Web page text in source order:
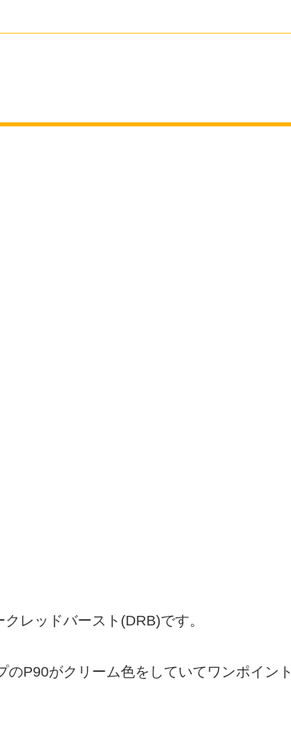
レッドバースト(DRB)です。
P90がクリーム色をしていてワンポイント